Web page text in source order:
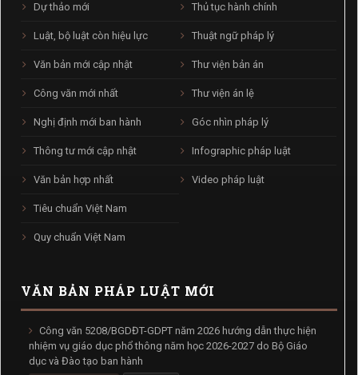
Dự thảo mới
Luật, bộ luật còn hiệu lực
Văn bản mới cập nhật
Công văn mới nhất
Nghị định mới ban hành
Thông tư mới cập nhật
Văn bản hợp nhất
Tiêu chuẩn Việt Nam
Quy chuẩn Việt Nam
Thủ tục hành chính
Thuật ngữ pháp lý
Thư viện bản án
Thư viện án lệ
Góc nhìn pháp lý
Infographic pháp luật
Video pháp luật
VĂN BẢN PHÁP LUẬT MỚI
Công văn 5208/BGDĐT-GDPT năm 2026 hướng dẫn thực hiện
nhiệm vụ giáo dục phổ thông năm học 2026-2027 do Bộ Giáo
dục và Đào tạo ban hành